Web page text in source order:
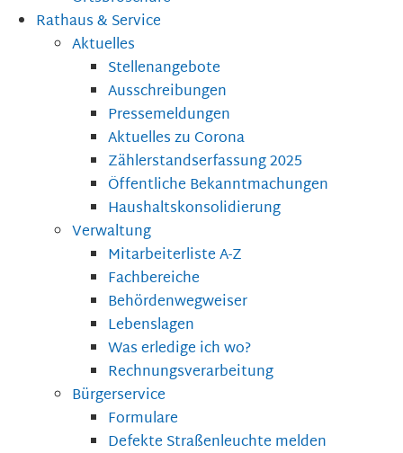
Rathaus & Service
Aktuelles
Stellenangebote
Ausschreibungen
Pressemeldungen
Aktuelles zu Corona
Zählerstandserfassung 2025
Öffentliche Bekanntmachungen
Haushaltskonsolidierung
Verwaltung
Mitarbeiterliste A-Z
Fachbereiche
Behördenwegweiser
Lebenslagen
Was erledige ich wo?
Rechnungsverarbeitung
Bürgerservice
Formulare
Defekte Straßenleuchte melden